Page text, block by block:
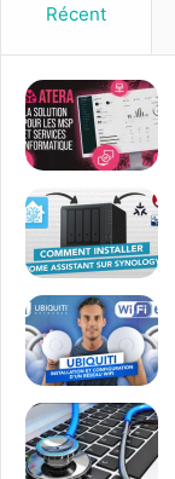
r
e
a
d
s
e
m
a
Récent